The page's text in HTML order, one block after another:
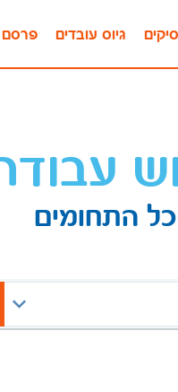
פרסם גיוס עובדים
התחומים